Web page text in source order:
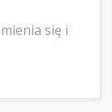
się i